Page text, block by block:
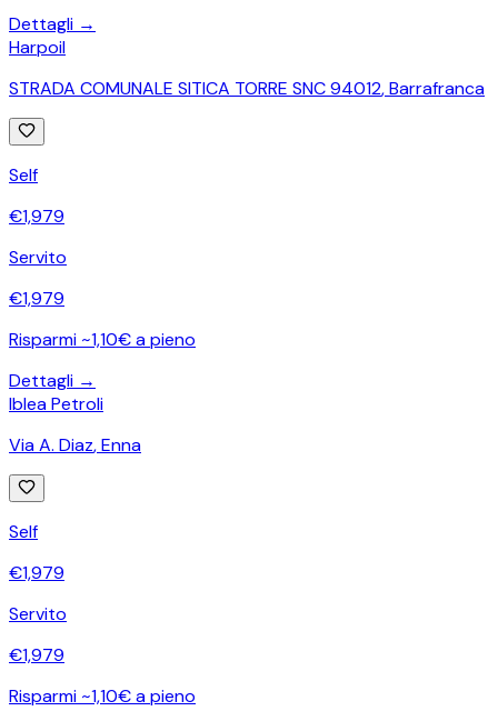
Dettagli →
Harpoil
STRADA COMUNALE SITICA TORRE SNC 94012,Barrafranca
Self
€1,979
Servito
€1,979
Risparmi ~1,10€ a pieno
Dettagli →
Iblea Petroli
Via A. Diaz,Enna
Self
€1,979
Servito
€1,979
Risparmi ~1,10€ a pieno